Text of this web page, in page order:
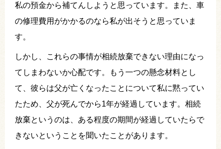
私の預金から補てんしようと思っています。また、車
の修理費用がかかるのなら私が出そうと思っていま
す。
しかし、これらの事情が相続放棄できない理由になっ
てしまわないか心配です。もう一つの懸念材料とし
て、彼らは父が亡くなったことについて私に黙ってい
たため、父が死んでから1年が経過しています。相続
放棄というのは、ある程度の期間が経過していたらで
きないということを聞いたことがあります。